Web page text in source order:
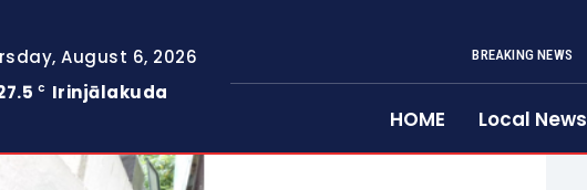
August 6, 2026
C Irinjālakuda
BREAKING NEWS
HOME Local News